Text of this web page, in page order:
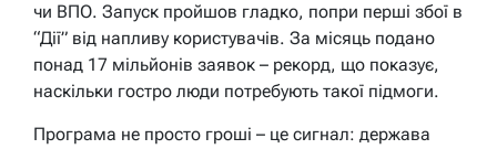
чи ВПО. Запуск пройшов гладко, попри перші збої в
“Дії” від напливу користувачів. За місяць подано
понад 17 мільйонів заявок – рекорд, що показує,
наскільки гостро люди потребують такої підмоги.
Програма не просто гроші – це сигнал: держава